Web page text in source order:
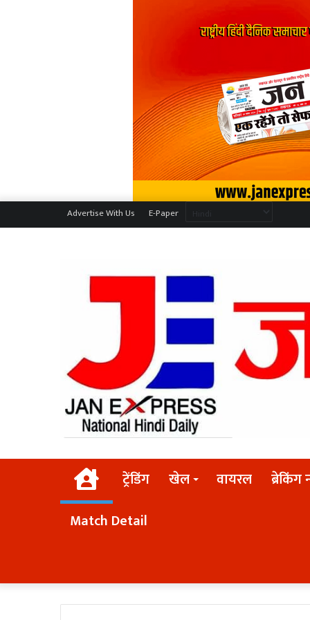
Advertise With Us E-Paper
Homeट्रेंडिंग खेल वायरल ब्रेकिंग
Match Detail